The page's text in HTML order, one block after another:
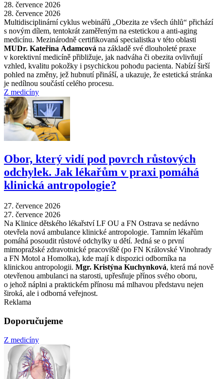
28. července 2026
28. července 2026
Multidisciplinární cyklus webinářů „Obezita ze všech úhlů“ přichází
s novým dílem, tentokrát zaměřeným na estetickou a anti-aging
medicínu. Mezinárodně certifikovaná specialistka v této oblasti
MUDr. Kateřina Adamcová na základě své dlouholeté praxe
v korektivní medicíně přibližuje, jak nadváha či obezita ovlivňují
vzhled, kvalitu pokožky i psychickou pohodu pacienta. Nabízí širší
pohled na změny, jež hubnutí přináší, a ukazuje, že estetická stránka
je nedílnou součástí celého procesu.
Z medicíny
Obor, který vidí pod povrch růstových
odchylek. Jak lékařům v praxi pomáhá
klinická antropologie?
27. července 2026
27. července 2026
Na Klinice dětského lékařství LF OU a FN Ostrava se nedávno
otevřela nová ambulance klinické antropologie. Tamním lékařům
pomáhá posoudit růstové odchylky u dětí. Jedná se o první
mimopražské zdravotnické pracoviště (po FN Královské Vinohrady
a FN Motol a Homolka), kde mají k dispozici odborníka na
klinickou antropologii. Mgr. Kristýna Kuchynková, která má nově
otevřenou ambulanci na starosti, upřesňuje přínos svého oboru,
o jehož náplni a praktickém přínosu má mlhavou představu nejen
široká, ale i odborná veřejnost.
Reklama
Doporučujeme
Z medicíny